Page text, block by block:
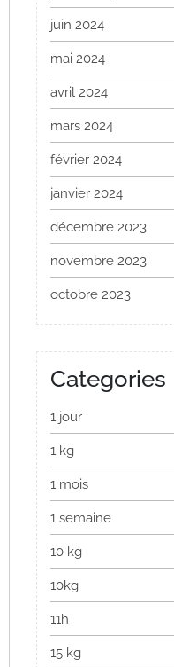
juin 2024
mai 2024
avril 2024
mars 2024
février 2024
janvier 2024
décembre 2023
novembre 2023
octobre 2023
Categories
1 jour
1 kg
1 mois
1 semaine
10 kg
10kg
11h
15 kg